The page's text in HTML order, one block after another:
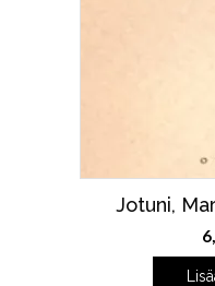
Jotuni,